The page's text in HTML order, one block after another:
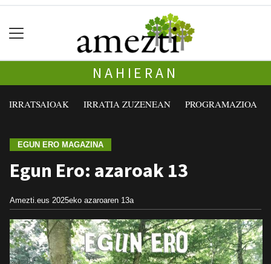
NAHIERAN
IRRATSAIOAK IRRATIA ZUZENEAN PROGRAMAZIOA
EGUN ERO MAGAZINA
Egun Ero: azaroak 13
Amezti.eus 2025eko azaroaren 13a